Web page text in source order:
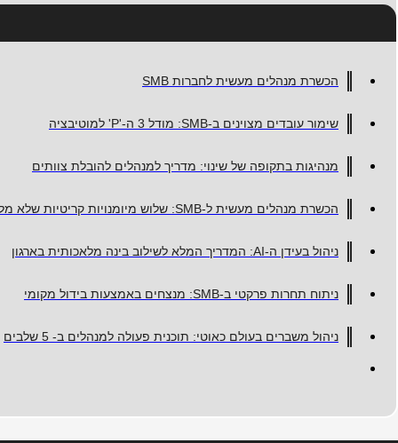
הכשרת מנהלים מעשית לחברות SMB
שימור עובדים מצוינים ב-SMB: מודל 3 ה-'P' למוטיבציה
מנהיגות בתקופה של שינוי: מדריך למנהלים להובלת צוותים
הכשרת מנהלים מעשית ל-SMB: שלוש מיומנויות קריטיות שלא מלמדים בקורסים גנריים
ניהול בעידן ה-AI: המדריך המלא לשילוב בינה מלאכותית בארגון
ניתוח תחרות פרקטי ב-SMB: מנצחים באמצעות בידול מקומי
ניהול משברים בעולם כאוטי: תוכנית פעולה למנהלים ב- 5 שלבים